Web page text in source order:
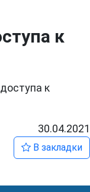
к
к
30.04.2021
В закладки